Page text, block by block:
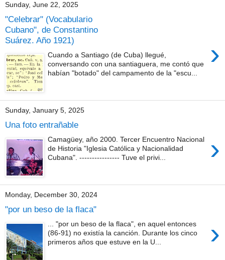
Sunday, June 22, 2025
"Celebrar" (Vocabulario
Cubano", de Constantino
Suárez. Año 1921)
›
Cuando a Santiago (de Cuba) llegué,
conversando con una santiaguera, me contó que
habían "botado" del campamento de la "escu...
Sunday, January 5, 2025
Una foto entrañable
›
Camagüey, año 2000. Tercer Encuentro Nacional
de Historia "Iglesia Católica y Nacionalidad
Cubana". ---------------- Tuve el privi...
Monday, December 30, 2024
"por un beso de la flaca"
›
... "por un beso de la flaca", en aquel entonces
(86-91) no existía la canción. Durante los cinco
primeros años que estuve en la U...